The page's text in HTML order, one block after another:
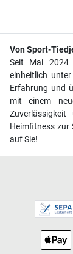
Von Sport-
Seit Mai
einheitlich
Erfahrung und
mit einem
Heimfitness zur
auf Sie!